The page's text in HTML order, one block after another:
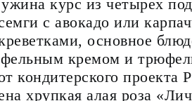
курс из четырех
с авокадо или
основное
кремом и
кондитерского проекта
хрупкая алая роза